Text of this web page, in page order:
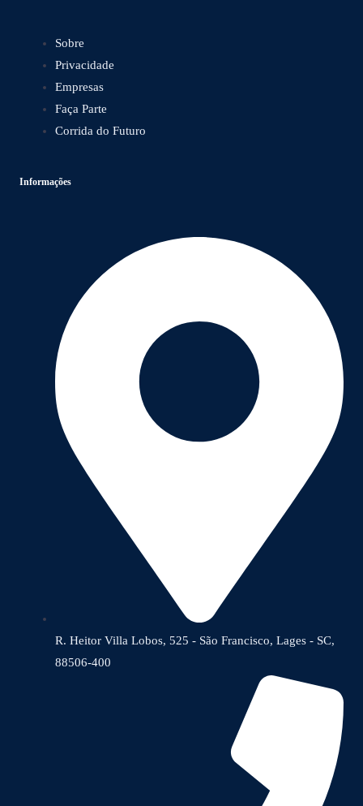
Sobre
Privacidade
Empresas
Faça Parte
Corrida do Futuro
Informações
R. Heitor Villa Lobos, 525 - São Francisco, Lages - SC,
88506-400